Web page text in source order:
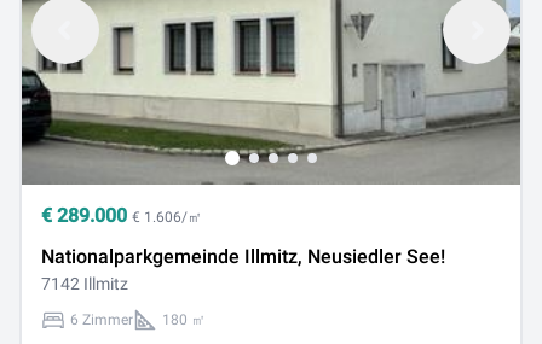
€ 289.000 € 1.606/㎡
Nationalparkgemeinde Illmitz, Neusiedler See!
7142 Illmitz
6 Zimmer 180 ㎡